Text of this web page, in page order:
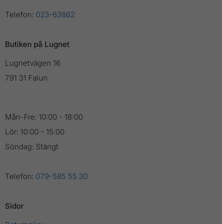
Telefon: 023-63862
Butiken på Lugnet
Lugnetvägen 16
791 31 Falun
Mån-Fre: 10:00 - 18:00
Lör: 10:00 - 15:00
Söndag: Stängt
Telefon: 079-585 55 30
Sidor